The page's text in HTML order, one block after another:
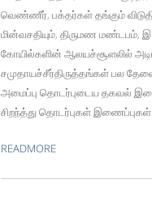
வெண்ணீர், பக்தர்கள் தங்கும்
மின்வசதியும், திருமண மண்டபம்,
கோயில்களின் ஆலயச்சூளலில்
சமுதாயச்சீர்திருத்தங்கள் பல
அமைப்பு தொடர்புடைய தகவல்
சிறந்த்து தொடர்புகள்
READMORE